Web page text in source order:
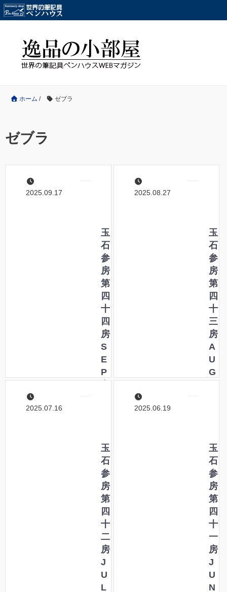
ホーム / ゼブラ
ゼブラ
2025.09.17
玉
石
参
房
第
四
十
四
房
S
E
P
露
秋
分
―
あ
ら
た
し
・
あ
た
ら
2025.08.27
玉
石
参
房
第
四
十
三
房
A
U
G
え
り
―
文
学
書
写
こ
と
は
じ
め
2025.07.16
玉
石
参
房
第
四
十
二
房
J
U
L
2025.06.19
玉
石
参
房
第
四
十
一
房
J
U
N